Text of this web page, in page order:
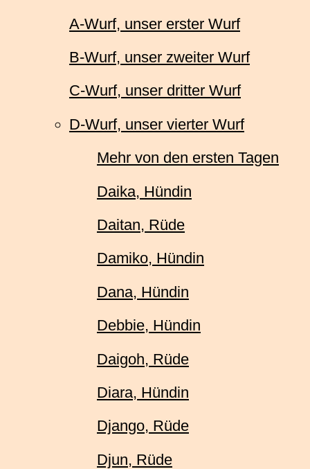
A-Wurf, unser erster Wurf
B-Wurf, unser zweiter Wurf
C-Wurf, unser dritter Wurf
D-Wurf, unser vierter Wurf
Mehr von den ersten Tagen
Daika, Hündin
Daitan, Rüde
Damiko, Hündin
Dana, Hündin
Debbie, Hündin
Daigoh, Rüde
Diara, Hündin
Django, Rüde
Djun, Rüde